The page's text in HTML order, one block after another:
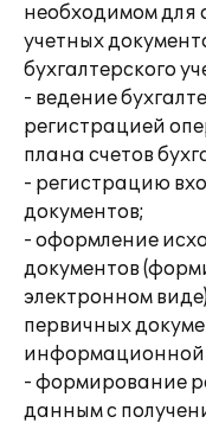
необходимом для
учетных
бухгалтерского
- ведение
регистрацией
плана счетов
- регистрацию
документов;
- оформление
документов
электронном
первичных
информационной
- формирование
данным с